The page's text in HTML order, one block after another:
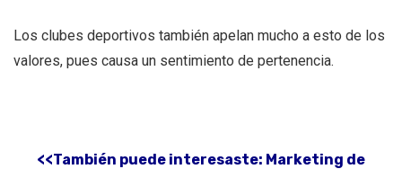
Los clubes deportivos también apelan mucho a esto de los
valores, pues causa un sentimiento de pertenencia.
<<También puede interesaste: Marketing de